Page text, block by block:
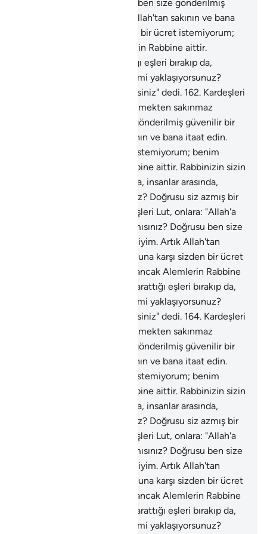
sakınmaz mısınız? Doğrusu ben size gönderilmiş
güvenilir bir elçiyim. Artık Allah'tan sakının ve bana
itaat edin. Buna karşı sizden bir ücret istemiyorum;
benim ecrim ancak Alemlerin Rabbine aittir.
Rabbinizin sizin için yarattığı eşleri bırakıp da,
insanlar arasında, erkeklere mi yaklaşıyorsunuz?
Doğrusu siz azmış bir milletsiniz" dedi. 162. Kardeşleri
Lut, onlara: "Allah'a karşı gelmekten sakınmaz
mısınız? Doğrusu ben size gönderilmiş güvenilir bir
elçiyim. Artık Allah'tan sakının ve bana itaat edin.
Buna karşı sizden bir ücret istemiyorum; benim
ecrim ancak Alemlerin Rabbine aittir. Rabbinizin sizin
için yarattığı eşleri bırakıp da, insanlar arasında,
erkeklere mi yaklaşıyorsunuz? Doğrusu siz azmış bir
Kardeşleri Lut, onlara: "Allah'a
karşı gelmekten sakınmaz mısınız? Doğrusu ben size
gönderilmiş güvenilir bir elçiyim. Artık Allah'tan
sakının ve bana itaat edin. Buna karşı sizden bir ücret
istemiyorum; benim ecrim ancak Alemlerin Rabbine
aittir. Rabbinizin sizin için yarattığı eşleri bırakıp da,
insanlar arasında, erkeklere mi yaklaşıyorsunuz?
Doğrusu siz azmış bir milletsiniz" dedi. 164. Kardeşleri
Lut, onlara: "Allah'a karşı gelmekten sakınmaz
mısınız? Doğrusu ben size gönderilmiş güvenilir bir
elçiyim. Artık Allah'tan sakının ve bana itaat edin.
Buna karşı sizden bir ücret istemiyorum; benim
ecrim ancak Alemlerin Rabbine aittir. Rabbinizin sizin
için yarattığı eşleri bırakıp da, insanlar arasında,
erkeklere mi yaklaşıyorsunuz? Doğrusu siz azmış bir
Kardeşleri Lut, onlara: "Allah'a
karşı gelmekten sakınmaz mısınız? Doğrusu ben size
gönderilmiş güvenilir bir elçiyim. Artık Allah'tan
sakının ve bana itaat edin. Buna karşı sizden bir ücret
istemiyorum; benim ecrim ancak Alemlerin Rabbine
aittir. Rabbinizin sizin için yarattığı eşleri bırakıp da,
insanlar arasında, erkeklere mi yaklaşıyorsunuz?